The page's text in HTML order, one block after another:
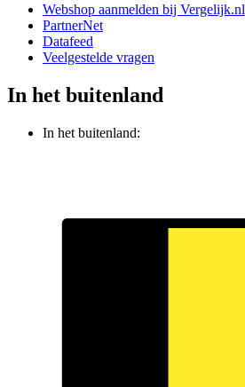
Webshop aanmelden bij Vergelijk.nl
PartnerNet
Datafeed
Veelgestelde vragen
In het buitenland
In het buitenland: